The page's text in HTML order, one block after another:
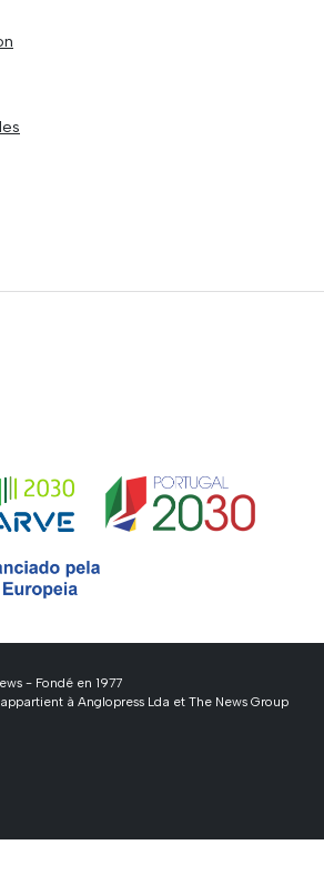
- Fondé en 1977
à Anglopress Lda et The News Group